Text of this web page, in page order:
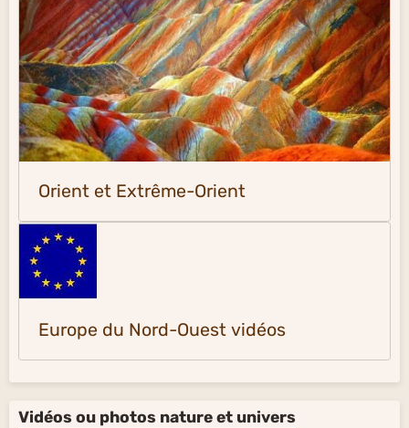
Orient et Extrême-Orient
Europe du Nord-Ouest vidéos
Vidéos ou photos nature et univers